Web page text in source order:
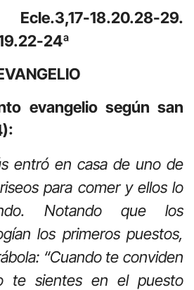
18.20.28-29.
24ª
evangelio según san
entró en casa de uno de
para comer y ellos lo
Notando que los
los primeros puestos,
“Cuando te conviden
te sientes en el puesto